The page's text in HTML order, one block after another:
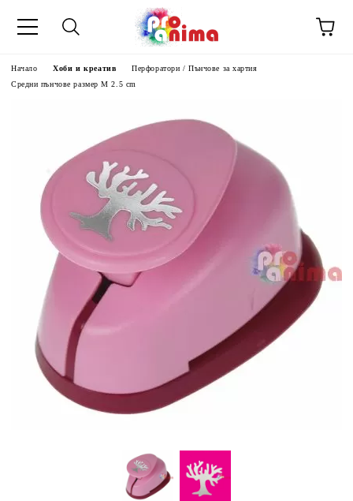
Начало Хоби и креатив
Перфоратори / Пънчове за хартия
Средни пънчове размер М 2.5 cm